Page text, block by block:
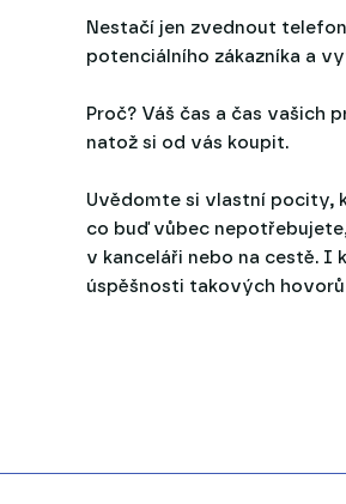
Nestačí jen zvednout
potenciálního zákazníka a
Proč? Váš čas a čas vašich
natož si od vás koupit.
Uvědomte si vlastní pocity,
co buď vůbec
v kanceláři nebo na cestě. I
úspěšnosti takových hovorů